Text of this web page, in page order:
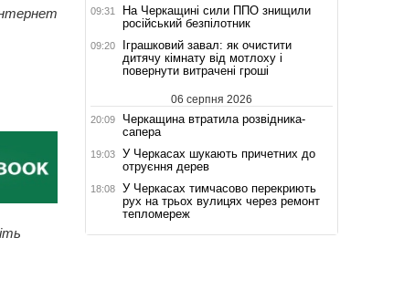
09:31
На Черкащині сили ППО знищили
російський безпілотник
09:20
Іграшковий завал: як очистити
дитячу кімнату від мотлоху і
повернути витрачені гроші
06 серпня 2026
20:09
Черкащина втратила розвідника-
сапера
19:03
У Черкасах шукають причетних до
отруєння дерев
18:08
У Черкасах тимчасово перекриють
рух на трьох вулицях через ремонт
тепломереж